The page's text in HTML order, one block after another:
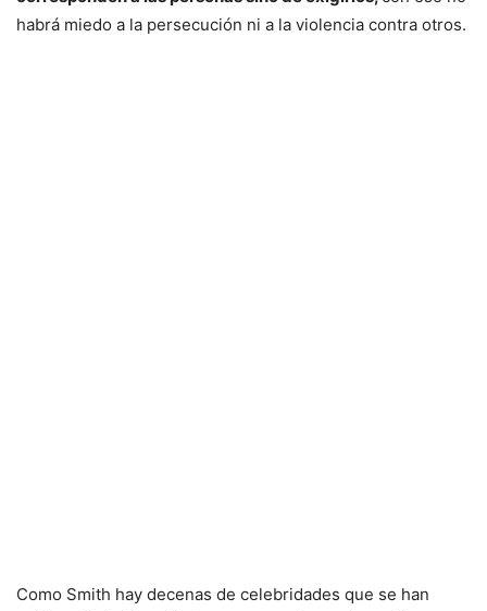
habrá miedo a la persecución ni a la violencia contra otros.
Como Smith hay decenas de celebridades que se han